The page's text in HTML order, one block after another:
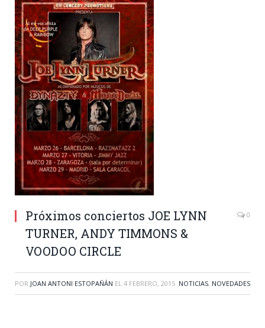
Próximos conciertos JOE LYNN
TURNER, ANDY TIMMONS &
VOODOO CIRCLE
0
POR JOAN ANTONI ESTOPAÑÁN EL 4 FEBRERO, 2015 NOTICIAS, NOVEDADES